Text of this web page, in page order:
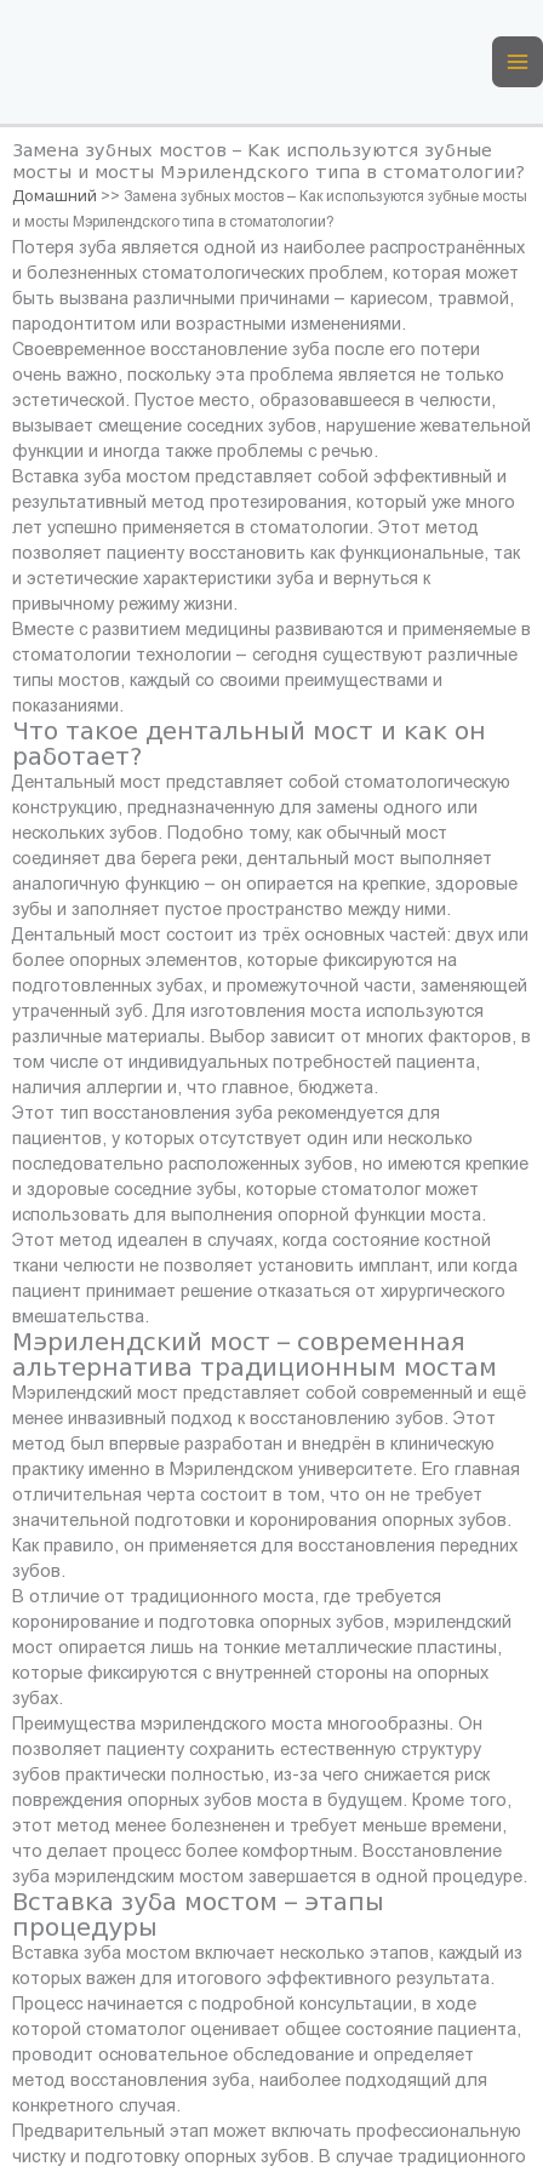
Замена зубных мостов – Как используются зубные
мосты и мосты Мэрилендского типа в стоматологии?
Домашний >> Замена зубных мостов – Как используются зубные мосты
и мосты Мэрилендского типа в стоматологии?
Потеря зуба является одной из наиболее распространённых
и болезненных стоматологических проблем, которая может
быть вызвана различными причинами – кариесом, травмой,
пародонтитом или возрастными изменениями.
Своевременное восстановление зуба после его потери
очень важно, поскольку эта проблема является не только
эстетической. Пустое место, образовавшееся в челюсти,
вызывает смещение соседних зубов, нарушение жевательной
функции и иногда также проблемы с речью.
Вставка зуба мостом представляет собой эффективный и
результативный метод протезирования, который уже много
лет успешно применяется в стоматологии. Этот метод
позволяет пациенту восстановить как функциональные, так
и эстетические характеристики зуба и вернуться к
привычному режиму жизни.
Вместе с развитием медицины развиваются и применяемые в
стоматологии технологии – сегодня существуют различные
типы мостов, каждый со своими преимуществами и
показаниями.
Что такое дентальный мост и как он
работает?
Дентальный мост представляет собой стоматологическую
конструкцию, предназначенную для замены одного или
нескольких зубов. Подобно тому, как обычный мост
соединяет два берега реки, дентальный мост выполняет
аналогичную функцию – он опирается на крепкие, здоровые
зубы и заполняет пустое пространство между ними.
Дентальный мост состоит из трёх основных частей: двух или
более опорных элементов, которые фиксируются на
подготовленных зубах, и промежуточной части, заменяющей
утраченный зуб. Для изготовления моста используются
различные материалы. Выбор зависит от многих факторов, в
том числе от индивидуальных потребностей пациента,
наличия аллергии и, что главное, бюджета.
Этот тип восстановления зуба рекомендуется для
пациентов, у которых отсутствует один или несколько
последовательно расположенных зубов, но имеются крепкие
и здоровые соседние зубы, которые стоматолог может
использовать для выполнения опорной функции моста.
Этот метод идеален в случаях, когда состояние костной
ткани челюсти не позволяет установить имплант, или когда
пациент принимает решение отказаться от хирургического
вмешательства.
Мэрилендский мост – современная
альтернатива традиционным мостам
Мэрилендский мост представляет собой современный и ещё
менее инвазивный подход к восстановлению зубов. Этот
метод был впервые разработан и внедрён в клиническую
практику именно в Мэрилендском университете. Его главная
отличительная черта состоит в том, что он не требует
значительной подготовки и коронирования опорных зубов.
Как правило, он применяется для восстановления передних
зубов.
В отличие от традиционного моста, где требуется
коронирование и подготовка опорных зубов, мэрилендский
мост опирается лишь на тонкие металлические пластины,
которые фиксируются с внутренней стороны на опорных
зубах.
Преимущества мэрилендского моста многообразны. Он
позволяет пациенту сохранить естественную структуру
зубов практически полностью, из-за чего снижается риск
повреждения опорных зубов моста в будущем. Кроме того,
этот метод менее болезненен и требует меньше времени,
что делает процесс более комфортным. Восстановление
зуба мэрилендским мостом завершается в одной процедуре.
Вставка зуба мостом – этапы
процедуры
Вставка зуба мостом включает несколько этапов, каждый из
которых важен для итогового эффективного результата.
Процесс начинается с подробной консультации, в ходе
которой стоматолог оценивает общее состояние пациента,
проводит основательное обследование и определяет
метод восстановления зуба, наиболее подходящий для
конкретного случая.
Предварительный этап может включать профессиональную
чистку и подготовку опорных зубов. В случае традиционного